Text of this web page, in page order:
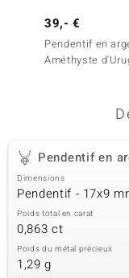
39,- €
Pendentif en
Améthyste
Pendentif en
Dimensions
Pendentif - 17x9
Poids total en carat
0,863 ct
Poids du métal précieux
1,29 g